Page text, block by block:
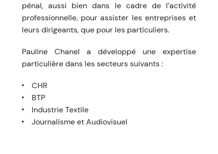
pénal, aussi bien dans le cadre de l’activité
professionnelle, pour assister les entreprises et
leurs dirigeants, que pour les particuliers.
Pauline Chanel a développé une expertise
particulière dans les secteurs suivants :
CHR
BTP
Industrie Textile
Journalisme et Audiovisuel